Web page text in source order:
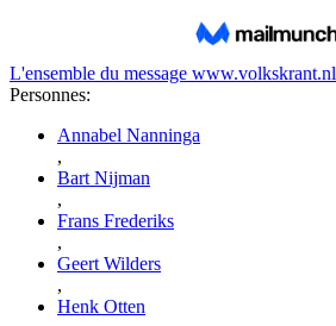
L'ensemble du message www.volkskrant.nl
Personnes:
Annabel Nanninga
,
Bart Nijman
,
Frans Frederiks
,
Geert Wilders
,
Henk Otten